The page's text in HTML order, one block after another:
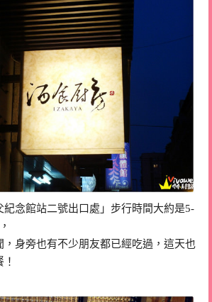
念館站二號出口處」步行時間大約是5-
，身旁也有不少朋友都已經吃過，這天也